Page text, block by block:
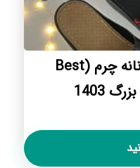
فروش عمده دمپایی زنانه چرم (Best